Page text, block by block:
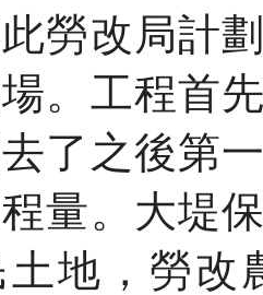
勞改局計
。工程首
了之後第
量。大堤
地，勞改